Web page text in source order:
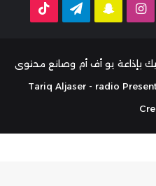
انستقرامسناب تيلقرام
بإذاعة يو أف أم وصانع محتوى
Tariq Aljaser - radio